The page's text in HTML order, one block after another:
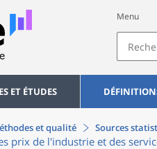
Menu
ET ÉTUDES
et qualité Sources
prix de l'industrie et des